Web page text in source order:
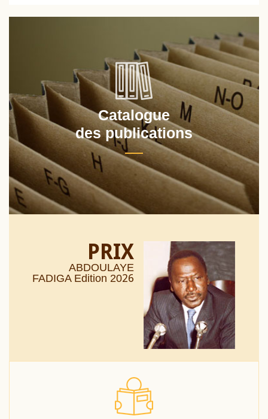
Catalogue
des publications
PRIX
ABDOULAYE
FADIGA Edition 2026